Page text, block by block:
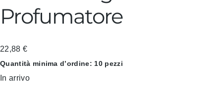
Profumatore
22,88 €
Quantità minima d’ordine: 10 pezzi
In arrivo